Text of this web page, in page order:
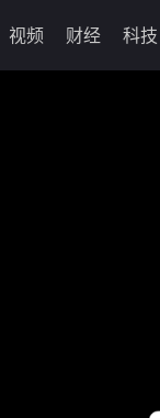
视频 财经 科技